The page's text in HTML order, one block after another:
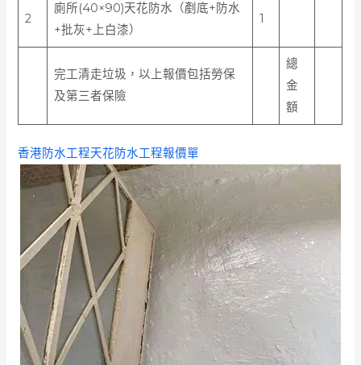
2
廁所(40×90)天花防水（剷底+防水
+批灰+上白漆）
1
完工清走垃圾，以上報價包括勞保
及第三者保險
總
金
額
香港防水工程天花防水工程報價單